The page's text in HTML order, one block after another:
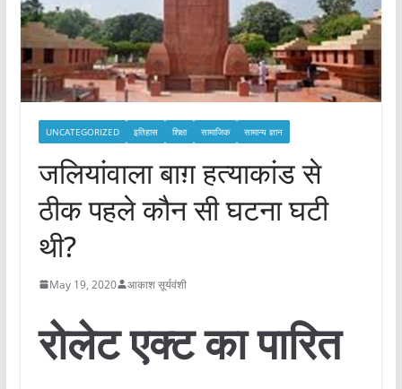
UNCATEGORIZED इतिहास शिक्षा सामाजिक सामान्य ज्ञान
जलियांवाला बाग़ हत्याकांड से
ठीक पहले कौन सी घटना घटी
थी?
May 19, 2020 आकाश सूर्यवंशी
रोलेट एक्ट का पारित